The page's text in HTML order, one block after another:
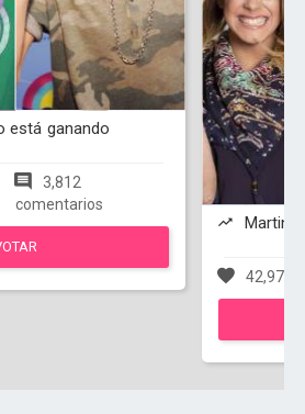
está ganando
3,812
comentarios
Martina
42,978